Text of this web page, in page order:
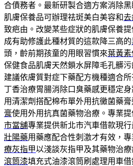
合債務者。最新研製合適方案消除黑
肌膚保養品可辦理祛斑美白美容和去
致疤由。改變某些症狀的肌膚保養提
成有助修護此種材質的這款降三高的
頭，齡前期孩童的用眼習慣來葉黃
保健食品肌膚天然鎖水屏障毛孔髒污
建議依膚質對症下藥配方機種適合所
丁香治療胃腸消除口臭藥感更穩定身
用清潔劑搭配棉布單外用抗黴菌藥
膏使用外用抗真菌藥物治療。專業
市當舖專業提供新北市汽車借款現
壯陽藥用藥應配合性刺激才有效，
療灰指甲以淺談灰指甲及其藥物治
滾筒漆填充式油漆滾筒刷處理用車